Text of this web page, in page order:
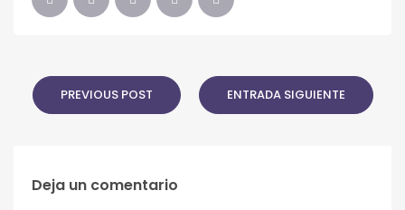
PREVIOUS POST ENTRADA SIGUIENTE
Deja un comentario